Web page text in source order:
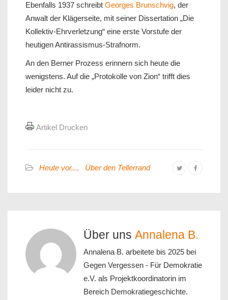
Ebenfalls 1937 schreibt Georges Brunschvig, der
Anwalt der Klägerseite, mit seiner Dissertation „Die
Kollektiv-Ehrverletzung“ eine erste Vorstufe der
heutigen Antirassismus-Strafnorm.
An den Berner Prozess erinnern sich heute die
wenigstens. Auf die „Protokolle von Zion“ trifft dies
leider nicht zu.
Artikel Drucken
Heute vor..., Über den Tellerrand
Über uns Annalena B.
Annalena B. arbeitete bis 2025 bei
Gegen Vergessen - Für Demokratie
e.V. als Projektkoordinatorin im
Bereich Demokratiegeschichte.